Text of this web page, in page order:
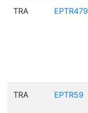
TRA EPTR479
TRA EPTR59